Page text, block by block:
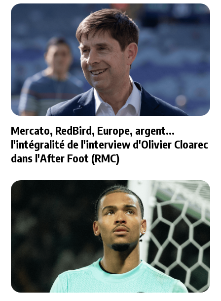
Mercato, RedBird, Europe, argent...
l'intégralité de l'interview d'Olivier Cloarec
dans l'After Foot (RMC)